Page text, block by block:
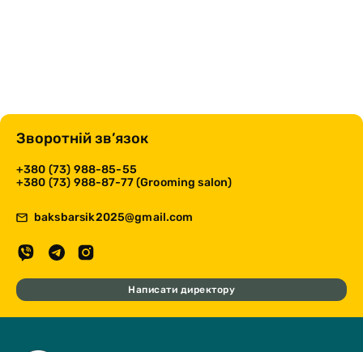
Зворотній зв’язок
+380 (73) 988-85-55
+380 (73) 988-87-77 (Grooming salon)
baksbarsik2025@gmail.com
Написати директору